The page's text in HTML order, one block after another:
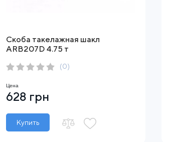
Скоба такелажная шакл
ARB207D 4.75 т
(0)
Цена
628 грн
Купить